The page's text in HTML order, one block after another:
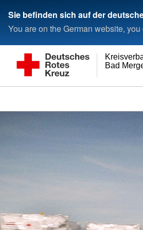
Sie befinden sich auf der
You are on the German website,
Bad